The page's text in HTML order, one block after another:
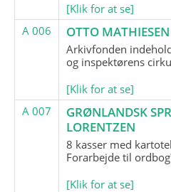
[Klik for at se]
A 006
OTTO MATHIESEN
Arkivfonden
og inspektørens
[Klik for at se]
A 007
GRØNLANDSK
LORENTZEN
8 kasser med
Forarbejde til
[Klik for at se]